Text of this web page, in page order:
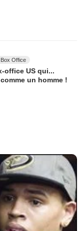
Office
office US qui...
un homme !